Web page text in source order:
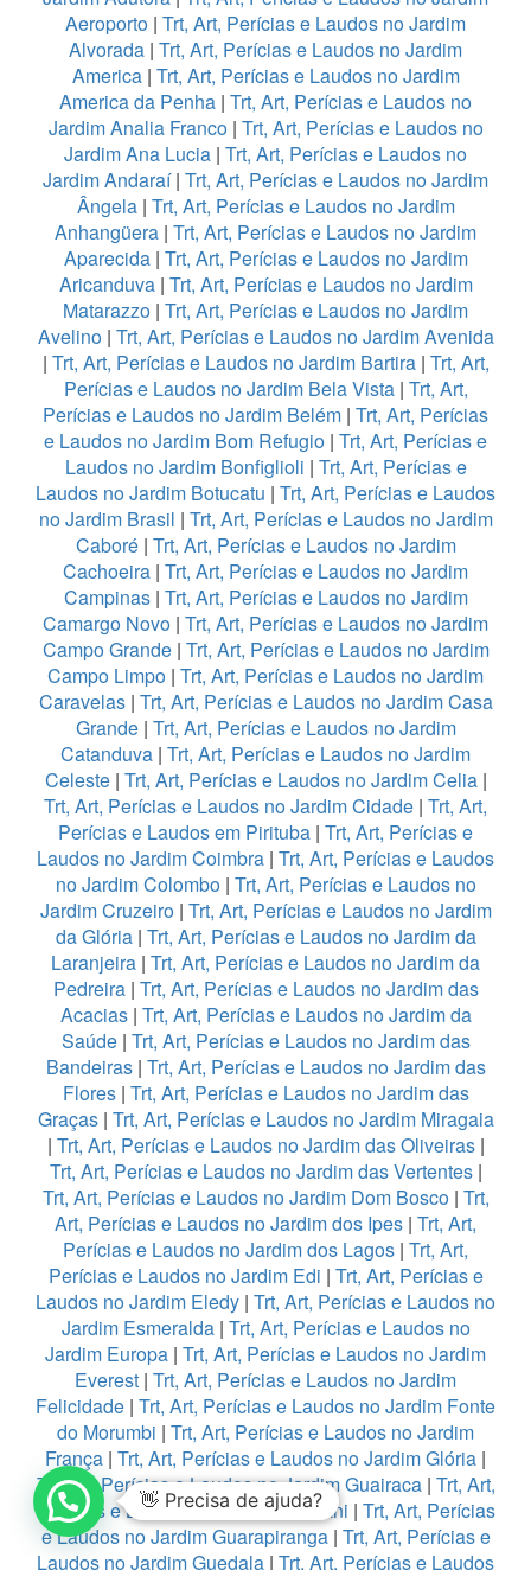
Aeroporto | Trt, Art, Perícias e Laudos no Jardim
Alvorada | Trt, Art, Perícias e Laudos no Jardim
America| Trt, Art, Perícias e Laudos no Jardim
America da Penha | Trt, Art, Perícias e Laudos no
Jardim Analia Franco| Trt, Art, Perícias e Laudos no
Jardim Ana Lucia | Trt, Art, Perícias e Laudos no
Jardim Andaraí| Trt, Art, Perícias e Laudos no Jardim
Ângela| Trt, Art, Perícias e Laudos no Jardim
Anhangüera | Trt, Art, Perícias e Laudos no Jardim
Aparecida| Trt, Art, Perícias e Laudos no Jardim
Aricanduva| Trt, Art, Perícias e Laudos no Jardim
Matarazzo | Trt, Art, Perícias e Laudos no Jardim
Avelino| Trt, Art, Perícias e Laudos no Jardim Avenida
| Trt, Art, Perícias e Laudos no Jardim Bartira| Trt, Art,
Perícias e Laudos no Jardim Bela Vista| Trt, Art,
Perícias e Laudos no Jardim Belém | Trt, Art, Perícias
e Laudos no Jardim Bom Refugio | Trt, Art, Perícias e
Laudos no Jardim Bonfiglioli | Trt, Art, Perícias e
Laudos no Jardim Botucatu | Trt, Art, Perícias e Laudos
no Jardim Brasil | Trt, Art, Perícias e Laudos no Jardim
Caboré| Trt, Art, Perícias e Laudos no Jardim
Cachoeira | Trt, Art, Perícias e Laudos no Jardim
Campinas| Trt, Art, Perícias e Laudos no Jardim
Camargo Novo | Trt, Art, Perícias e Laudos no Jardim
Campo Grande| Trt, Art, Perícias e Laudos no Jardim
Campo Limpo | Trt, Art, Perícias e Laudos no Jardim
Caravelas| Trt, Art, Perícias e Laudos no Jardim Casa
Grande| Trt, Art, Perícias e Laudos no Jardim
Catanduva | Trt, Art, Perícias e Laudos no Jardim
Celeste| Trt, Art, Perícias e Laudos no Jardim Celia|
Trt, Art, Perícias e Laudos no Jardim Cidade | Trt, Art,
Perícias e Laudos em Pirituba | Trt, Art, Perícias e
Laudos no Jardim Coimbra | Trt, Art, Perícias e Laudos
no Jardim Colombo| Trt, Art, Perícias e Laudos no
Jardim Cruzeiro| Trt, Art, Perícias e Laudos no Jardim
da Glória| Trt, Art, Perícias e Laudos no Jardim da
Laranjeira | Trt, Art, Perícias e Laudos no Jardim da
Pedreira| Trt, Art, Perícias e Laudos no Jardim das
Acacias| Trt, Art, Perícias e Laudos no Jardim da
Saúde| Trt, Art, Perícias e Laudos no Jardim das
Bandeiras| Trt, Art, Perícias e Laudos no Jardim das
Flores| Trt, Art, Perícias e Laudos no Jardim das
Graças| Trt, Art, Perícias e Laudos no Jardim Miragaia
| Trt, Art, Perícias e Laudos no Jardim das Oliveiras|
Trt, Art, Perícias e Laudos no Jardim das Vertentes|
Trt, Art, Perícias e Laudos no Jardim Dom Bosco| Trt,
Art, Perícias e Laudos no Jardim dos Ipes | Trt, Art,
Perícias e Laudos no Jardim dos Lagos | Trt, Art,
Perícias e Laudos no Jardim Edi | Trt, Art, Perícias e
Laudos no Jardim Eledy | Trt, Art, Perícias e Laudos no
Jardim Esmeralda| Trt, Art, Perícias e Laudos no
Jardim Europa | Trt, Art, Perícias e Laudos no Jardim
Everest | Trt, Art, Perícias e Laudos no Jardim
Felicidade | Trt, Art, Perícias e Laudos no Jardim Fonte
do Morumbi | Trt, Art, Perícias e Laudos no Jardim
França | Trt, Art, Perícias e Laudos no Jardim Glória |
Trt, Art, Perícias e Laudos no Jardim Guairaca| Trt, Art,
Perícias e Laudos no Jardim Guarani | Trt, Art, Perícias
e Laudos no Jardim Guarapiranga| Trt, Art, Perícias e
Laudos no Jardim Guedala | Trt, Art, Perícias e Laudos
👋 Precisa de ajuda?